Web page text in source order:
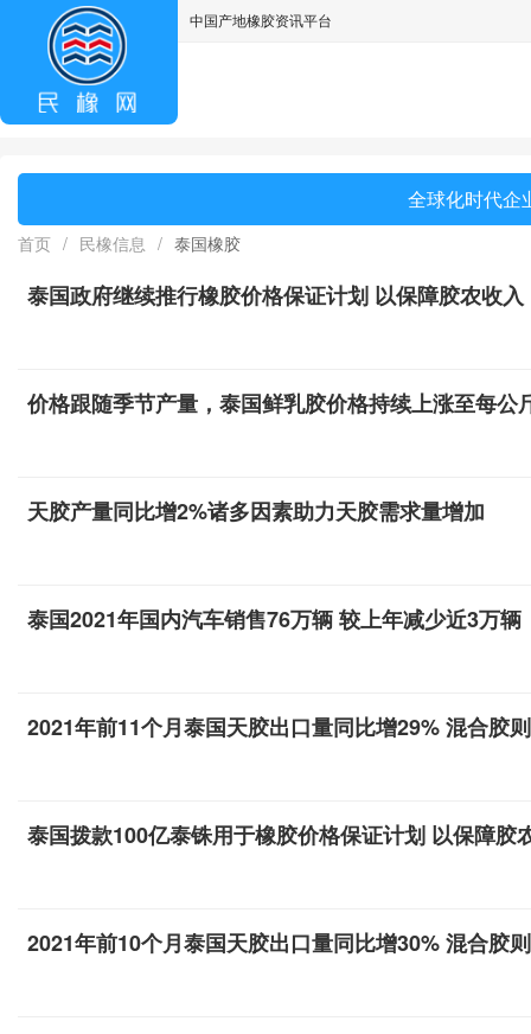
中国产地橡胶资讯平台
全球化时代企
首页 / 民橡信息 / 泰国橡胶
泰国政府继续推行橡胶价格保证计划 以保障胶农收入
价格跟随季节产量，泰国鲜乳胶价格持续上涨至每公
天胶产量同比增2%诸多因素助力天胶需求量增加
泰国2021年国内汽车销售76万辆 较上年减少近3万辆
2021年前11个月泰国天胶出口量同比增29% 混合胶
泰国拨款100亿泰铢用于橡胶价格保证计划 以保障胶
2021年前10个月泰国天胶出口量同比增30% 混合胶